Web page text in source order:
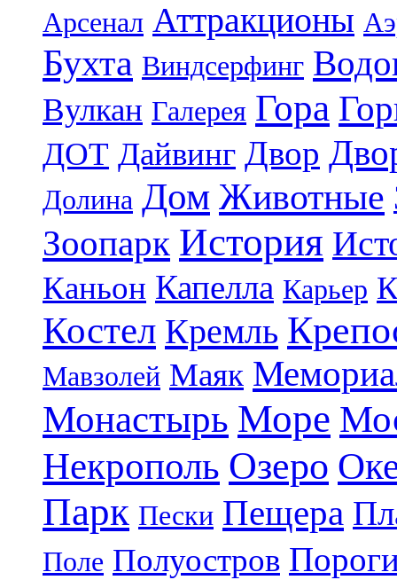
Арсенал Аттракционы
Бухта Виндсерфинг
Вулкан Галерея Гора
ДОТ Дайвинг Двор
Долина Дом Животные
Зоопарк История
Каньон Капелла Карьер
Костел Кремль
Мавзолей Маяк
Монастырь Море
Некрополь Озеро
Парк Пески Пещера
Поле Полуостров